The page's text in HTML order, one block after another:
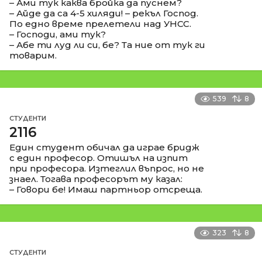
– Ами тук каква бройка да пуснем?
– Айде да са 4-5 хиляди! – рекъл Господ.
По едно време прелетели над УНСС.
– Господи, ами тук?
– Абе ти луд ли си, бе? Та ние от тук ги
товарим.
539 8
СТУДЕНТИ
2116
Един студент обичал да играе бридж
с един професор. Отишъл на изпит
при професора. Изтеглил въпрос, но не
знаел. Тогава професорът му казал:
– Говори бе! Имаш партньор отсреща.
323 8
СТУДЕНТИ